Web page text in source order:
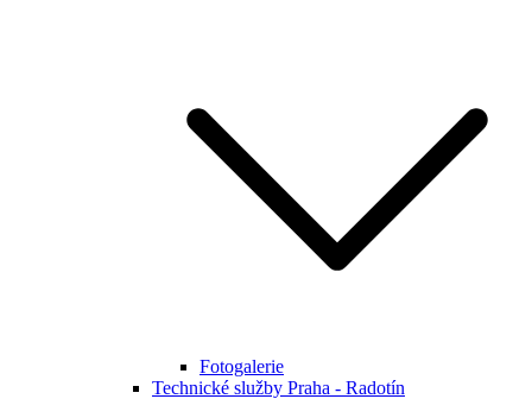
Fotogalerie
Technické služby Praha - Radotín